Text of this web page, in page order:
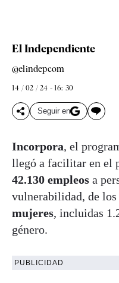
El Independiente
@elindepcom
14 / 02 / 24 - 16: 30
Seguir en
Incorpora, el
llegó a facilitar en el
42.130 empleos a
vulnerabilidad, de los
mujeres, incluidas
género.
PUBLICIDAD